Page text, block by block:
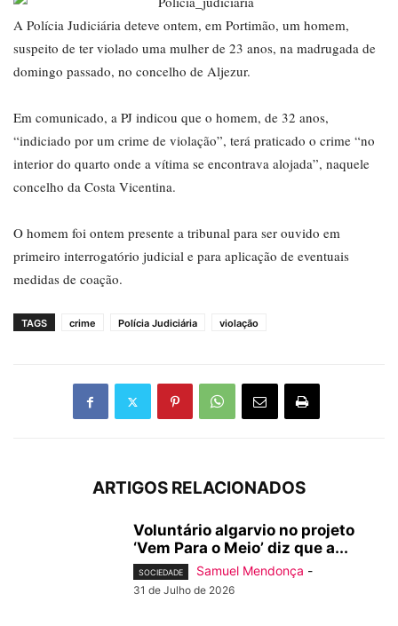
A Polícia Judiciária deteve ontem, em Portimão, um homem,
suspeito de ter violado uma mulher de 23 anos, na madrugada de
domingo passado, no concelho de Aljezur.
Em comunicado, a PJ indicou que o homem, de 32 anos,
“indiciado por um crime de violação”, terá praticado o crime “no
interior do quarto onde a vítima se encontrava alojada”, naquele
concelho da Costa Vicentina.
O homem foi ontem presente a tribunal para ser ouvido em
primeiro interrogatório judicial e para aplicação de eventuais
medidas de coação.
TAGS crime Polícia Judiciária violação
ARTIGOS RELACIONADOS
Voluntário algarvio no projeto
‘Vem Para o Meio’ diz que a...
SOCIEDADE Samuel Mendonça -
31 de Julho de 2026